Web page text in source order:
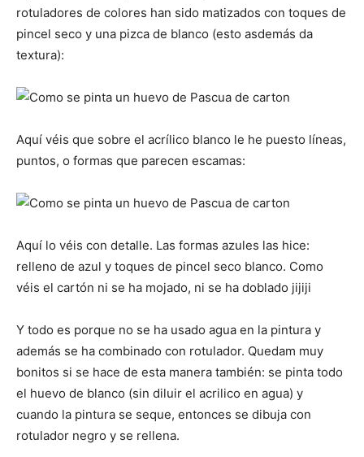
rotuladores de colores han sido matizados con toques de
pincel seco y una pizca de blanco (esto asdemás da
textura):
Aquí véis que sobre el acrílico blanco le he puesto líneas,
puntos, o formas que parecen escamas:
Aquí lo véis con detalle. Las formas azules las hice:
relleno de azul y toques de pincel seco blanco. Como
véis el cartón ni se ha mojado, ni se ha doblado jijiji
Y todo es porque no se ha usado agua en la pintura y
además se ha combinado con rotulador. Quedam muy
bonitos si se hace de esta manera también: se pinta todo
el huevo de blanco (sin diluir el acrilico en agua) y
cuando la pintura se seque, entonces se dibuja con
rotulador negro y se rellena.